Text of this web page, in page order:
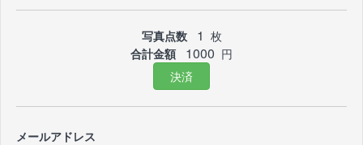
写真点数 1 枚
合計金額
1000 円
決済
メールアドレス